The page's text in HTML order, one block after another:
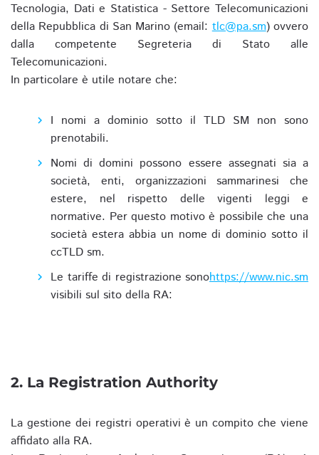
Tecnologia, Dati e Statistica - Settore Telecomunicazioni
della Repubblica di San Marino (email:tlc@pa.sm) ovvero
dalla competente Segreteria di Stato alle
Telecomunicazioni.
In particolare è utile notare che:
I nomi a dominio sotto il TLD SM non sono
prenotabili.
Nomi di domini possono essere assegnati sia a
società, enti, organizzazioni sammarinesi che
estere, nel rispetto delle vigenti leggi e
normative. Per questo motivo è possibile che una
società estera abbia un nome di dominio sotto il
ccTLD sm.
Le tariffe di registrazione sono
visibili sul sito della RA:
https://www.nic.sm
2. La Registration Authority
La gestione dei registri operativi è un compito che viene
affidato alla RA.